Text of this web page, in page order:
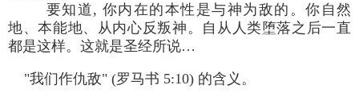
要知道, 你内在的本性是与神为敌的。你自然
地、本能地、从内心反叛神。自从人类堕落之后一直
都是这样。这就是圣经所说…
"我们作仇敌" (罗马书 5:10) 的含义。